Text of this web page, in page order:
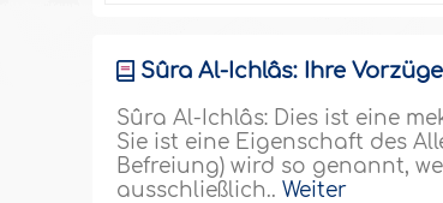
Sûra Al-Ichlâs: Ihre
Sûra Al-Ichlâs: Dies ist eine
Sie ist eine Eigenschaft des
Befreiung) wird so genannt,
ausschließlich..Weiter